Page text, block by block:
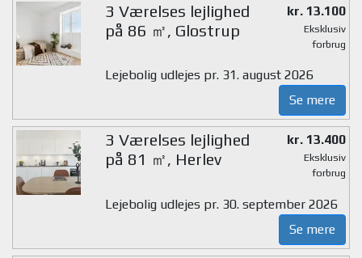
3 Værelses lejlighed
på 86 ㎡, Glostrup
kr. 13.100
Eksklusiv
forbrug
Lejebolig udlejes pr. 31. august 2026
Se mere
3 Værelses lejlighed
på 81 ㎡, Herlev
kr. 13.400
Eksklusiv
forbrug
Lejebolig udlejes pr. 30. september 2026
Se mere